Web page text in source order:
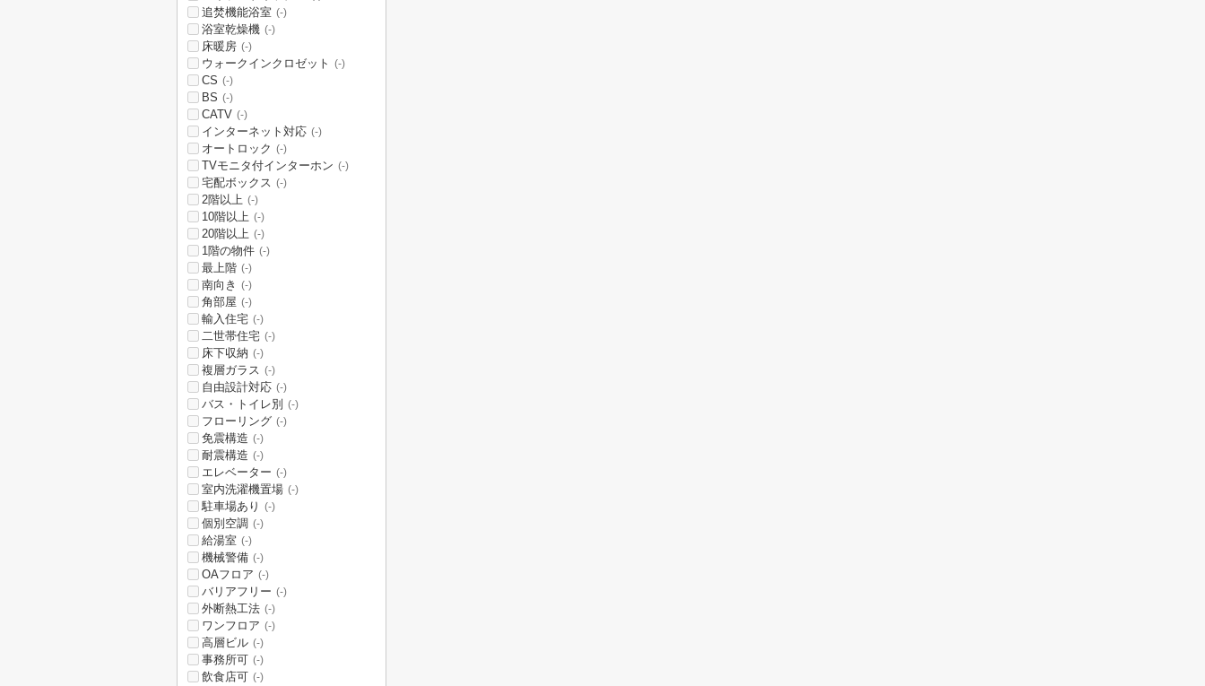
追焚機能浴室 (-)
浴室乾燥機 (-)
床暖房 (-)
ウォークインクロゼット (-)
CS (-)
BS (-)
CATV (-)
インターネット対応 (-)
オートロック (-)
TVモニタ付インターホン (-)
宅配ボックス (-)
2階以上 (-)
10階以上 (-)
20階以上 (-)
1階の物件 (-)
最上階 (-)
南向き (-)
角部屋 (-)
輸入住宅 (-)
二世帯住宅 (-)
床下収納 (-)
複層ガラス (-)
自由設計対応 (-)
バス・トイレ別 (-)
フローリング (-)
免震構造 (-)
耐震構造 (-)
エレベーター (-)
室内洗濯機置場 (-)
駐車場あり (-)
個別空調 (-)
給湯室 (-)
機械警備 (-)
OAフロア (-)
バリアフリー (-)
外断熱工法 (-)
ワンフロア (-)
高層ビル (-)
事務所可 (-)
飲食店可 (-)